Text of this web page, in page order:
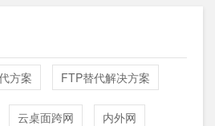
方案 FTP替代解决方案
云桌面跨网 内外网